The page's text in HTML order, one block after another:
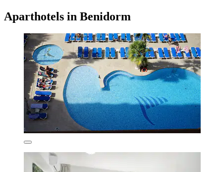
Aparthotels in Benidorm